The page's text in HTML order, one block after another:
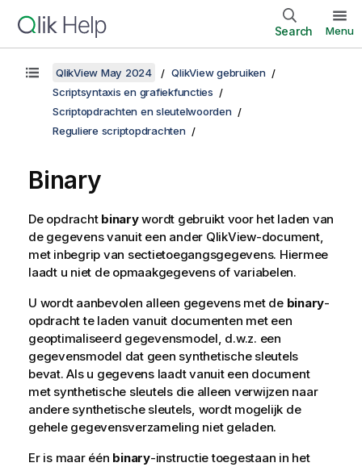
Search Menu
QlikView May 2024
QlikView gebruiken
Scriptsyntaxis en grafiekfuncties
Scriptopdrachten en sleutelwoorden
Reguliere scriptopdrachten
Binary
De opdracht binarywordt gebruikt voor het laden van
de gegevens vanuit een ander QlikView-document,
met inbegrip van sectietoegangsgegevens. Hiermee
laadt u niet de opmaakgegevens of variabelen.
U wordt aanbevolen alleen gegevens met de binary-
opdracht te laden vanuit documenten met een
geoptimaliseerd gegevensmodel, d.w.z. een
gegevensmodel dat geen synthetische sleutels
bevat. Als u gegevens laadt vanuit een document
met synthetische sleutels die alleen verwijzen naar
andere synthetische sleutels, wordt mogelijk de
gehele gegevensverzameling niet geladen.
Er is maar één binary-instructie toegestaan in het